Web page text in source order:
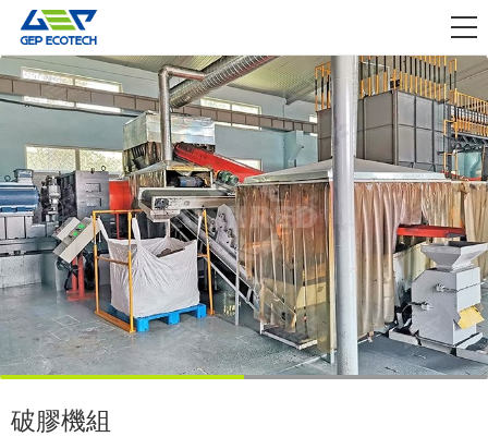
應用領域
資訊動態
聯絡我們

破膠機組